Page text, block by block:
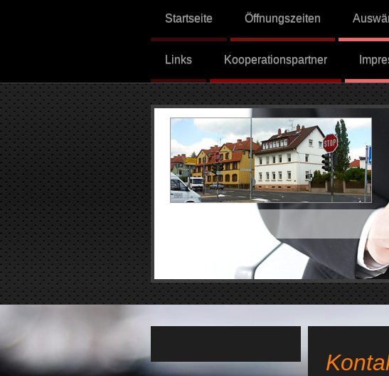
Startseite Öffnungszeiten
Links Kooperationspartner